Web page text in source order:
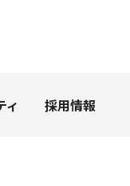
ィ 採用情報